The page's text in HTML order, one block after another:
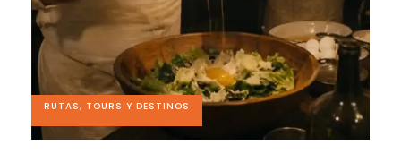
RUTAS, TOURS Y DESTINOS